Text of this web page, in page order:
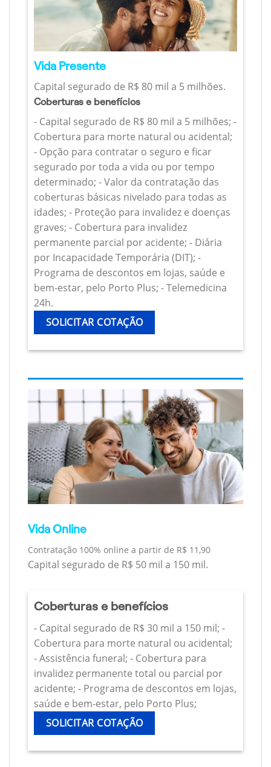
Vida Presente
Capital segurado de R$ 80 mil a 5 milhões.
Coberturas e benefícios
- Capital segurado de R$ 80 mil a 5 milhões; -
Cobertura para morte natural ou acidental;
- Opção para contratar o seguro e ficar
segurado por toda a vida ou por tempo
determinado; - Valor da contratação das
coberturas básicas nivelado para todas as
idades; - Proteção para invalidez e doenças
graves; - Cobertura para invalidez
permanente parcial por acidente; - Diária
por Incapacidade Temporária (DIT); -
Programa de descontos em lojas, saúde e
bem-estar, pelo Porto Plus; - Telemedicina
24h.
SOLICITAR COTAÇÃO
Vida Online
Contratação 100% online a partir de R$ 11,90
Capital segurado de R$ 50 mil a 150 mil.
Coberturas e benefícios
- Capital segurado de R$ 30 mil a 150 mil; -
Cobertura para morte natural ou acidental;
- Assistência funeral; - Cobertura para
invalidez permanente total ou parcial por
acidente; - Programa de descontos em lojas,
saúde e bem-estar, pelo Porto Plus;
SOLICITAR COTAÇÃO